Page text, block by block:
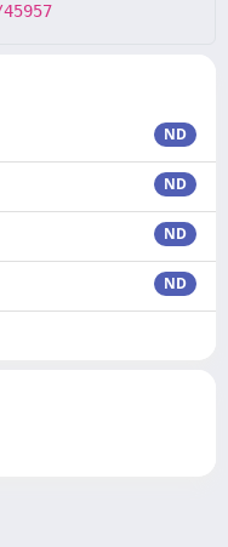
ND
ND
ND
ND